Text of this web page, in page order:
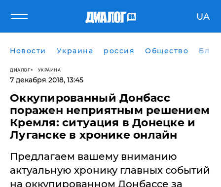
UA
Новости Украина россия Общество
ДИАЛОГ УКРАИНА
7 декабря 2018, 13:45
Оккупированный Донбасс
поражен неприятным решением
Кремля: ситуация в Донецке и
Луганске в хронике онлайн
Предлагаем вашему вниманию
актуальную хронику главных событий
на оккупированном Донбассе за